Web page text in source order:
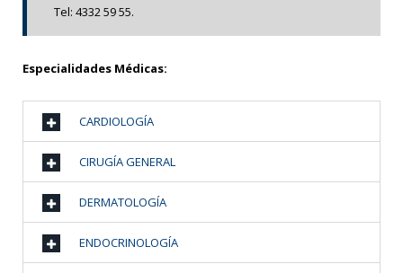
Tel: 4332 59 55.
Especialidades Médicas:
CARDIOLOGÍA
CIRUGÍA GENERAL
DERMATOLOGÍA
ENDOCRINOLOGÍA